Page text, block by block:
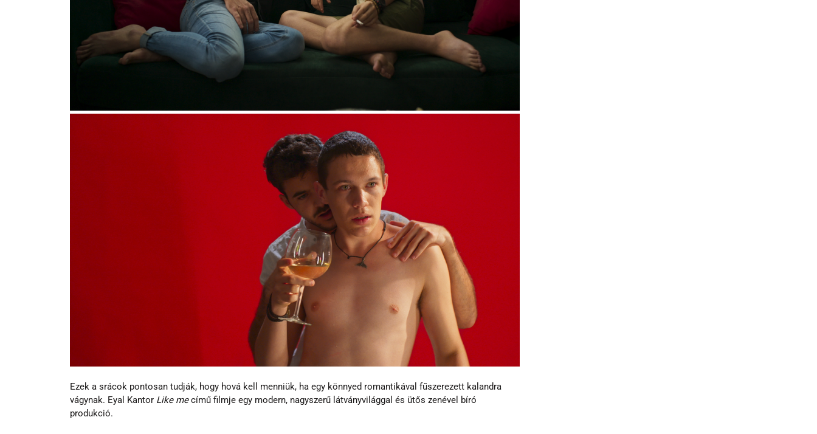
Ezek a srácok pontosan tudják, hogy hová kell menniük, ha egy könnyed romantikával fűszerezett kalandra
vágynak. Eyal Kantor Like me című filmje egy modern, nagyszerű látványvilággal és ütős zenével bíró
produkció.